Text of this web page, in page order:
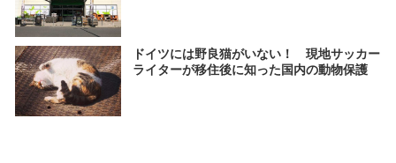
ドイツには野良猫がいない！ 現地サッカー
ライターが移住後に知った国内の動物保護